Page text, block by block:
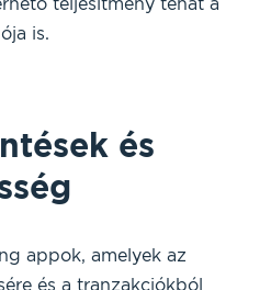
teljesítmény tehát a
is.
és
appok, amelyek az
és a tranzakciókból